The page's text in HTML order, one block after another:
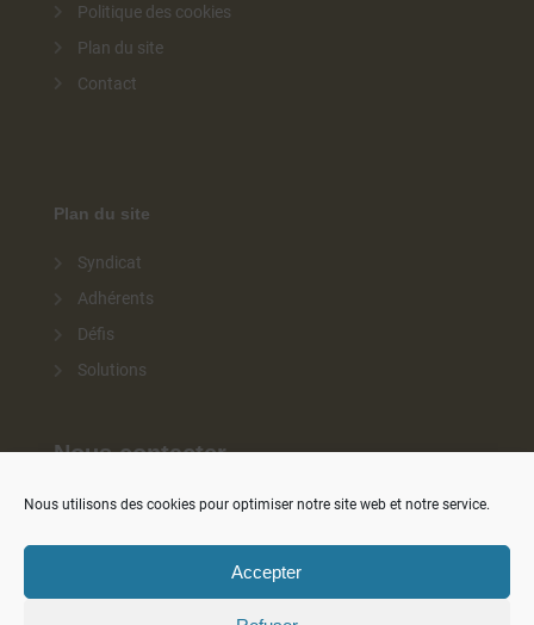
Nous utilisons des cookies pour optimiser notre site web et notre service.
Accepter
Politique des cookies
Plan du site
Contact
Plan du site
Syndicat
Adhérents
Défis
Solutions
Nous contacter
contact@ignes.fr